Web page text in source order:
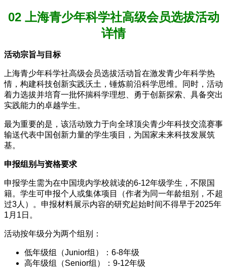
02 上海青少年科学社高级会员选拔活动
详情
活动宗旨与目标
上海青少年科学社高级会员选拔活动旨在激发青少年科学热
情，构建科技创新实践沃土，锤炼前沿科学思维。同时，活动
着力选拔并培育一批怀揣科学理想、勇于创新探索、具备突出
实践能力的卓越学生。
最为重要的是，该活动致力于向全球顶尖青少年科技交流赛事
输送代表中国创新力量的学生项目，为国家未来科技发展筑
基。
申报组别与资格要求
申报学生需为在中国境内学校就读的6-12年级学生，不限国
籍。学生可申报个人或集体项目（作者为同一年龄组别，不超
过3人）。申报材料展示内容的研究起始时间不得早于2025年
1月1日。
活动按年级分为两个组别：
低年级组（Junior组）：6-8年级
高年级组（Senior组）：9-12年级